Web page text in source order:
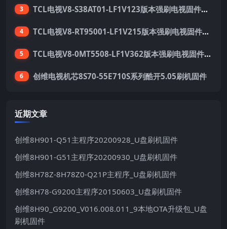
3 TCL电视V8-S38AT01-LF1V123版本强刷电视固件包下载
4 TCL电视V8-RT95001-LF1V215版本强刷电视固件包下载
5 TCL电视V8-0MT5508-LF1V362版本强刷电视固件包下载
6 创维电视机芯8S70-55E710S系列酷开5.05刷机固件
近期文章
创维8H901-Q51主程序20200928_U盘刷机固件
创维8H901-G51主程序20200930_U盘刷机固件
创维8H78Z-8H78Z0-Q21P主程序_U盘刷机固件
创维8H78-G9200主程序20150603_U盘刷机固件
创维8H90_G9200_V016.008.011_9本地OTA升级包_U盘
刷机固件